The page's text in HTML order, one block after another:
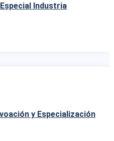
Industria
y Especialización